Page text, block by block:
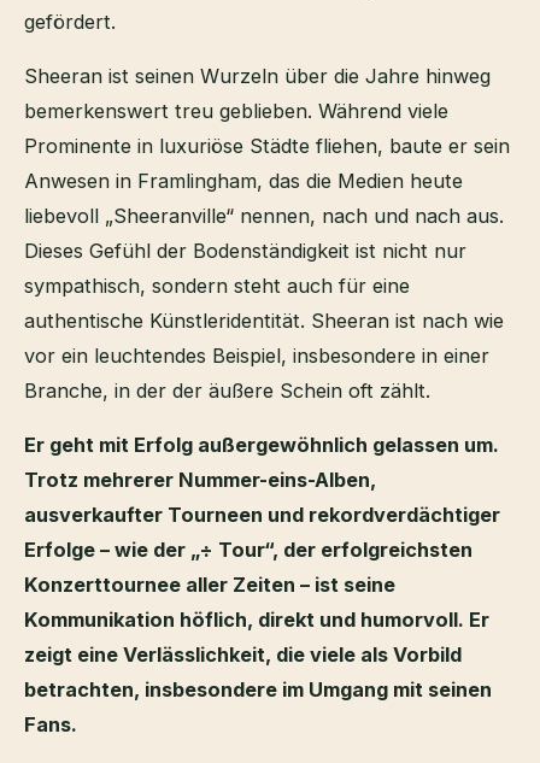
gefördert.
Sheeran ist seinen Wurzeln über die Jahre hinweg
bemerkenswert treu geblieben. Während viele
Prominente in luxuriöse Städte fliehen, baute er sein
Anwesen in Framlingham, das die Medien heute
liebevoll „Sheeranville“ nennen, nach und nach aus.
Dieses Gefühl der Bodenständigkeit ist nicht nur
sympathisch, sondern steht auch für eine
authentische Künstleridentität. Sheeran ist nach wie
vor ein leuchtendes Beispiel, insbesondere in einer
Branche, in der der äußere Schein oft zählt.
Er geht mit Erfolg außergewöhnlich gelassen um.
Trotz mehrerer Nummer-eins-Alben,
ausverkaufter Tourneen und rekordverdächtiger
Erfolge – wie der „÷ Tour“, der erfolgreichsten
Konzerttournee aller Zeiten – ist seine
Kommunikation höflich, direkt und humorvoll. Er
zeigt eine Verlässlichkeit, die viele als Vorbild
betrachten, insbesondere im Umgang mit seinen
Fans.